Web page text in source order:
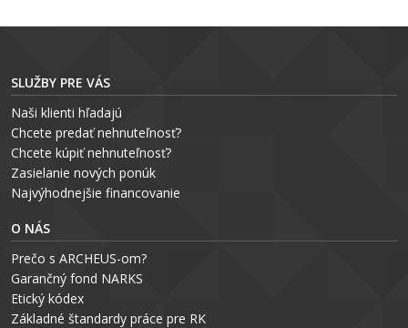
SLUŽBY PRE VÁS
Naši klienti hľadajú
Chcete predať nehnuteľnosť?
Chcete kúpiť nehnuteľnosť?
Zasielanie nových ponúk
Najvýhodnejšie financovanie
O NÁS
Prečo s ARCHEUS-om?
Garančný fond NARKS
Etický kódex
Základné štandardy práce pre RK